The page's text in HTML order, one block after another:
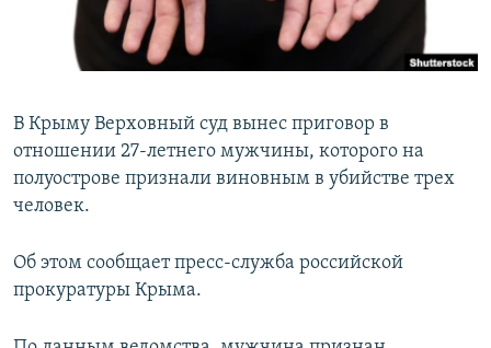
ПОБЕДИТЕЛЕЙ НЕ СУДЯТ?
КРЫМ.НЕПОКОРЕННЫЙ
УКРАИНСКАЯ ПРОБЛЕМА КРЫМА
ПРИСОЕДИНЯЙТЕСЬ!
В Крыму Верховный суд вынес приговор в
отношении 27-летнего мужчины, которого на
полуострове признали виновным в убийстве трех
человек.
Об этом сообщает пресс-служба российской
прокуратуры Крыма.